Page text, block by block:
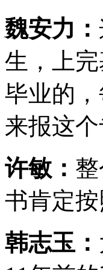
魏安力：
生，上
毕业的
来报这
许敏：
书肯定按
韩志玉：